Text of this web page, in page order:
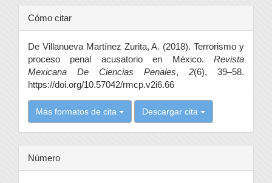
Detalles
del
artículo
Cómo citar
De Villanueva Martínez Zurita, A. (2018). Terrorismo y
proceso penal acusatorio en México. Revista
Mexicana De Ciencias Penales, 2(6), 39–58.
https://doi.org/10.57042/rmcp.v2i6.66
Más formatos de cita Descargar cita
Número